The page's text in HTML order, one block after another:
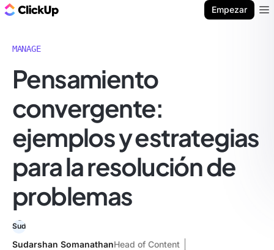
Empezar
MANAGE
Pensamiento
convergente:
ejemplos y estrategias
para la resolución de
problemas
Sudarshan SomanathanHead of Content